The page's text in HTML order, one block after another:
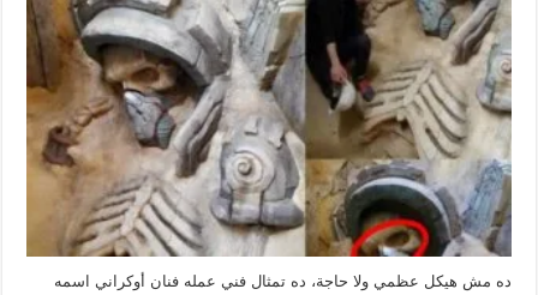
اكتشاف
هيكل
عظمي
عملاق
الصحراء
الكبرى
مغلقة
ده مش هيكل عظمي ولا حاجة، ده تمثال فني عمله فنان أوكراني اسمه